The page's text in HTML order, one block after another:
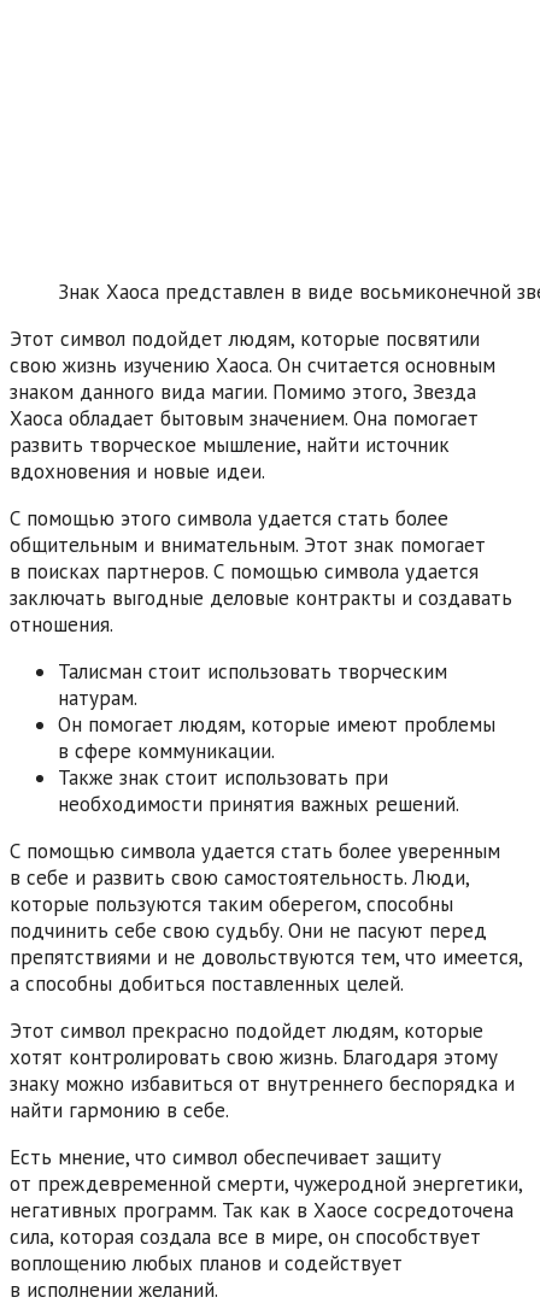
Знак Хаоса представлен в виде восьмиконечной
Этот символ подойдет людям, которые посвятили
свою жизнь изучению Хаоса. Он считается основным
знаком данного вида магии. Помимо этого, Звезда
Хаоса обладает бытовым значением. Она помогает
развить творческое мышление, найти источник
вдохновения и новые идеи.
С помощью этого символа удается стать более
общительным и внимательным. Этот знак помогает
в поисках партнеров. С помощью символа удается
заключать выгодные деловые контракты и создавать
отношения.
Талисман стоит использовать творческим
натурам.
Он помогает людям, которые имеют проблемы
в сфере коммуникации.
Также знак стоит использовать при
необходимости принятия важных решений.
С помощью символа удается стать более уверенным
в себе и развить свою самостоятельность. Люди,
которые пользуются таким оберегом, способны
подчинить себе свою судьбу. Они не пасуют перед
препятствиями и не довольствуются тем, что имеется,
а способны добиться поставленных целей.
Этот символ прекрасно подойдет людям, которые
хотят контролировать свою жизнь. Благодаря этому
знаку можно избавиться от внутреннего беспорядка и
найти гармонию в себе.
Есть мнение, что символ обеспечивает защиту
от преждевременной смерти, чужеродной энергетики,
негативных программ. Так как в Хаосе сосредоточена
сила, которая создала все в мире, он способствует
воплощению любых планов и содействует
в исполнении желаний.